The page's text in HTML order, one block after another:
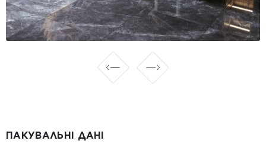
ПАКУВАЛЬНІ ДАНІ